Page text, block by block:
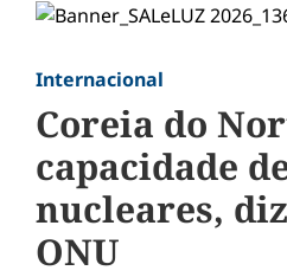
Internacional
Coreia do
capacidade
nucleares,
ONU